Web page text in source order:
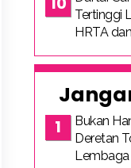
Tertinggi
HRTA
Bukan
Deretan
Lembaga